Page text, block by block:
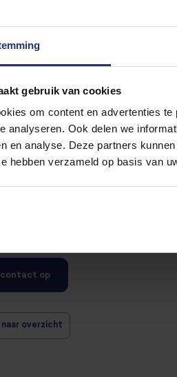
gebruik van cookies
om content en advertenties
analyseren. Ook delen we
en analyse. Deze partners
hebben verzameld op basis van
2000W elektromotor
achterverlichting
scooters zijn van het bedrijf
op het vlak
Vestdijk
zit gevestigd aan de Vestdijk in
groene stadsboulevard te
met de auto. Naar
contact op
naar overzicht